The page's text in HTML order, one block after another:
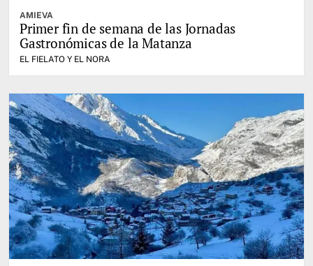
AMIEVA
Primer fin de semana de las Jornadas
Gastronómicas de la Matanza
EL FIELATO Y EL NORA